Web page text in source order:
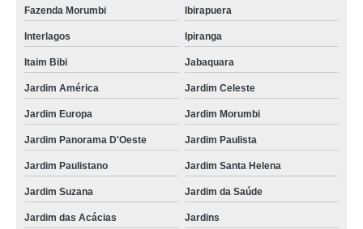
Fazenda Morumbi Ibirapuera
Interlagos Ipiranga
Itaim Bibi Jabaquara
Jardim América Jardim Celeste
Jardim Europa Jardim Morumbi
Jardim Panorama D'Oeste Jardim Paulista
Jardim Paulistano Jardim Santa Helena
Jardim Suzana Jardim da Saúde
Jardim das Acácias Jardins